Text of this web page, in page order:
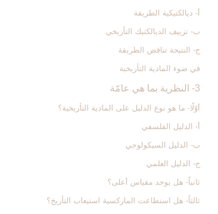
أ- ديالكتيكية الطريقة
ب- تزييف الديالكتيك التأريخي
ج- النتيجة تناقض الطريقة
في ضوء المادية التأريخية
3- النظرية بما هي عامّة
أوّلًا- ما هو نوع الدليل على المادية التأريخية؟
أ- الدليل الفلسفي
ب- الدليل السيكولوجي
ج- الدليل العلمي
ثانياً- هل يوجد مقياس أعلى؟
ثالثاً- هل استطاعت الماركسية استيعاب التأريخ؟